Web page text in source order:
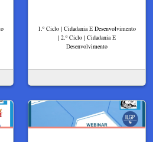
1.º Ciclo | Cidadania E Desenvolvimento
| 2.º Ciclo | Cidadania E
Desenvolvimento